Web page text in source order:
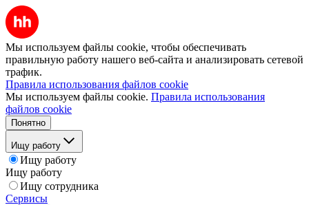
Мы используем файлы cookie, чтобы обеспечивать
правильную работу нашего веб-сайта и анализировать сетевой
трафик.
Правила использования файлов cookie
Мы используем файлы cookie. Правила использования
файлов cookie
Понятно
Ищу работу
Ищу работу
Ищу работу
Ищу сотрудника
Сервисы